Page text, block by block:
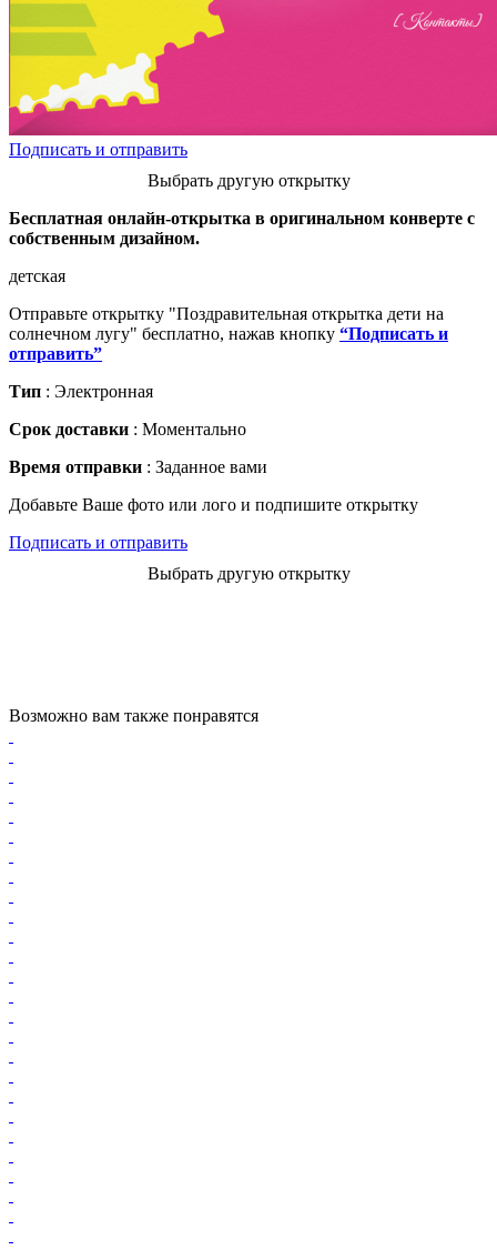
Подписать и отправить
Выбрать другую открытку
Бесплатная онлайн-открытка в оригинальном конверте с
собственным дизайном.
детская
Отправьте открытку "Поздравительная открытка дети на
солнечном лугу" бесплатно, нажав кнопку “Подписать и
отправить”
Тип : Электронная
Срок доставки : Моментально
Время отправки : Заданное вами
Добавьте Ваше фото или лого и подпишите открытку
Подписать и отправить
Выбрать другую открытку
Возможно вам также понравятся